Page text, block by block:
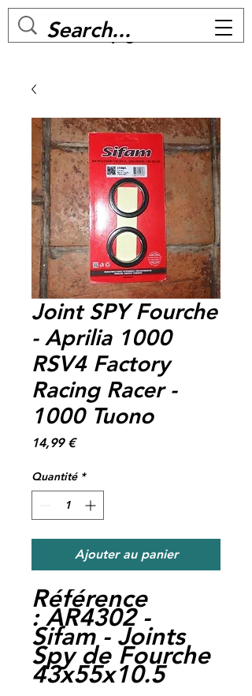
MC BIKE Perpignan
Joint SPY Fourche
- Aprilia 1000
RSV4 Factory
Racing Racer -
1000 Tuono
14,99 €Prix
Quantité *
Ajouter au panier
Référence
:AR4302 -
Sifam - Joints
Spy de Fourche
43x55x10.5